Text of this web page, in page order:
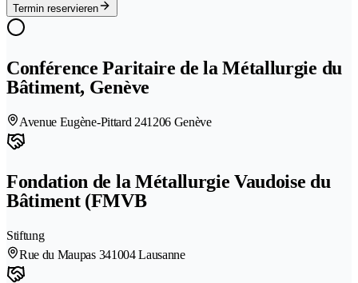
Termin reservieren
Conférence Paritaire de la Métallurgie du
Bâtiment, Genève
Avenue Eugène-Pittard 241206 Genève
Fondation de la Métallurgie Vaudoise du
Bâtiment (FMVB
Stiftung
Rue du Maupas 341004 Lausanne